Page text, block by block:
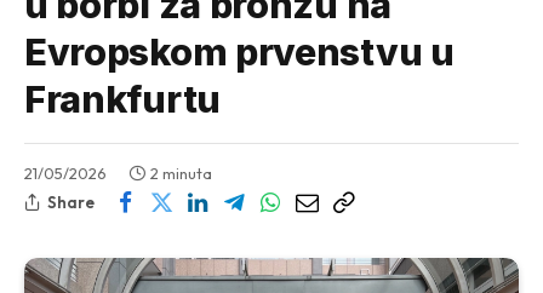
Evropskom prvenstvu u
Frankfurtu
21/05/2026
2 minuta
Share